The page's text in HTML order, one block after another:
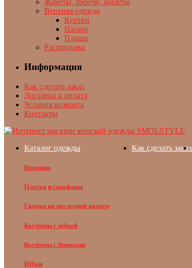
Жакеты, тренчи, жилеты
Верхняя одежда
Куртки
Пальто
Плащи
Распродажа
Информация
Как сделать заказ
Доставка и оплата
Условия возврата
Контакты
Каталог одежды
Новинки
Платья и сарафаны
Скидка на последний размер
Костюмы с юбкой
Костюмы с брюками
Юбки
Как сделать заказ